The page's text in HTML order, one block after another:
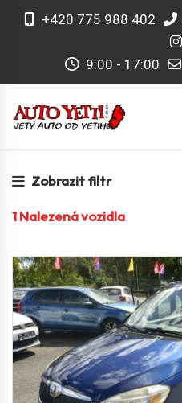
+420 775 988 402
9:00 - 17:00
Zobrazit filtr
1Nalezená vozidla